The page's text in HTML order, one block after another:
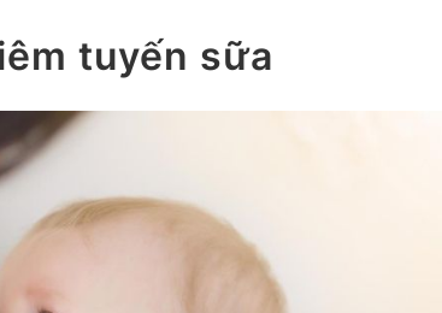
tuyến sữa